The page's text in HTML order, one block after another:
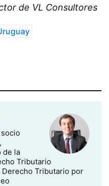
de VL Consultores
de la
Tributario
Tributario por